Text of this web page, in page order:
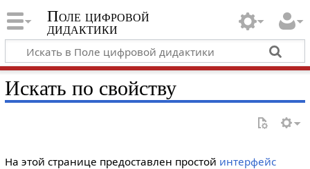
Поле цифровой
дидактики
Искать по свойству
На этой странице предоставлен простой интерфейс